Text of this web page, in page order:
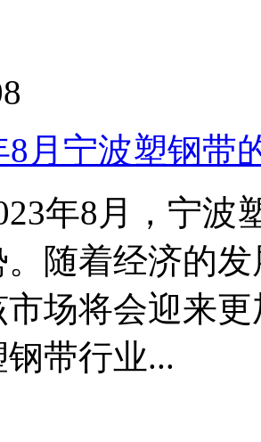
8月宁波塑钢带
8月，宁波塑
。随着经济的
市场将会迎
带行业...